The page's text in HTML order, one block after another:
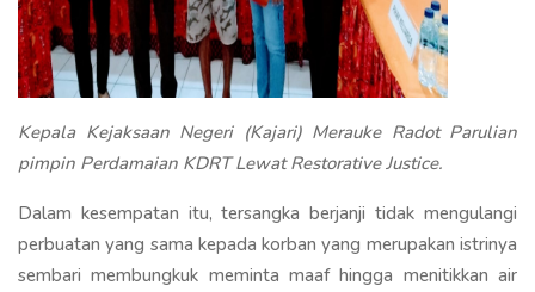
Kepala Kejaksaan Negeri (Kajari) Merauke Radot Parulian
pimpin Perdamaian KDRT Lewat Restorative Justice.
Dalam kesempatan itu, tersangka berjanji tidak mengulangi
perbuatan yang sama kepada korban yang merupakan istrinya
sembari membungkuk meminta maaf hingga menitikkan air